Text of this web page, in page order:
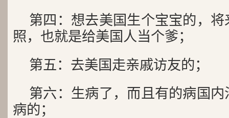
第四：想去美国生个宝宝的，
照，也就是给美国人当个爹；
第五：去美国走亲戚访友的；
第六：生病了，而且有的病国
病的；